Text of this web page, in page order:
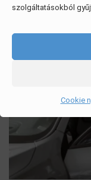
szolgáltatásokból
Cookie